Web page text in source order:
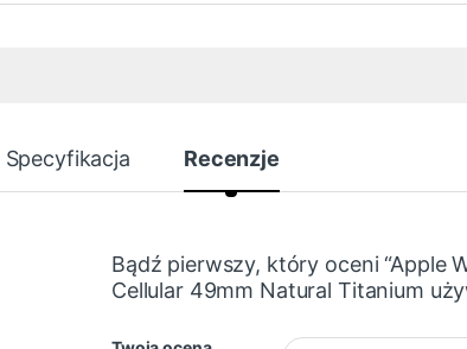
Specyfikacja Recenzje
Bądź pierwszy, który oceni “Apple
Cellular 49mm Natural Titanium